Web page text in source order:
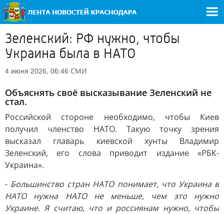
Зеленский: РФ нужно, чтобы
Украина была в НАТО
4 июня 2026, 06:46 СМИ
Объяснять своё высказывание Зеленский не
стал.
Российской стороне необходимо, чтобы Киев
получил членство НАТО. Такую точку зрения
высказал главарь киевской хунты Владимир
Зеленский, его слова приводит издание «РБК-
Украина».
- Большинство стран НАТО понимает, что Украина в
НАТО нужна НАТО не меньше, чем это нужно
Украине. Я считаю, что и россиянам нужно, чтобы